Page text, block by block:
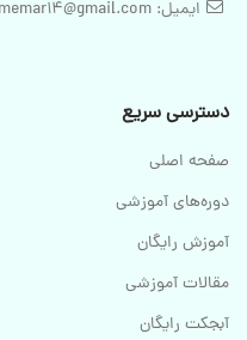
ایمیل: miladmemar14@gmail.com
دسترسی سریع
صفحه اصلی
دوره‌های آموزشی
آموزش رایگان
مقالات آموزشی
آبجکت رایگان